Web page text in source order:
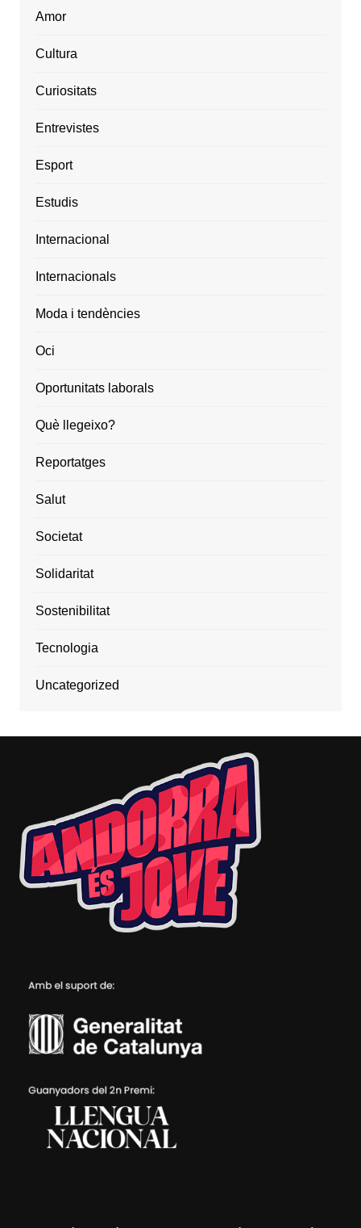
Amor
Cultura
Curiositats
Entrevistes
Esport
Estudis
Internacional
Internacionals
Moda i tendències
Oci
Oportunitats laborals
Què llegeixo?
Reportatges
Salut
Societat
Solidaritat
Sostenibilitat
Tecnologia
Uncategorized